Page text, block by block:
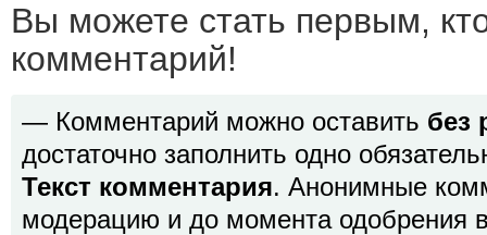
Вы можете стать первым,
комментарий!
— Комментарий можно оставить без
достаточно заполнить одно
Текст комментария. Анонимные
модерацию и до момента одобрения